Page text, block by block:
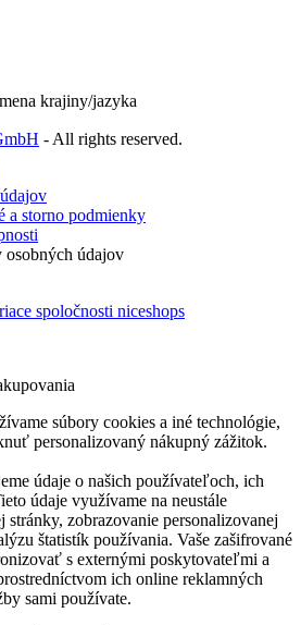
krajiny/jazyka
- All rights reserved.
a storno podmienky
osobných údajov
spoločnosti niceshops
súbory cookies a iné technológie,
personalizovaný nákupný zážitok.
údaje o našich používateľoch, ich
údaje využívame na neustále
stránky, zobrazovanie personalizovanej
štatistík používania. Vaše zašifrované
s externými poskytovateľmi a
ich online reklamných
sami používate.